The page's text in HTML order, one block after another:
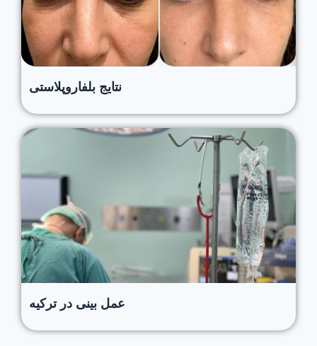
نتایج بلفاروپلاستی
عمل بینی در ترکیه